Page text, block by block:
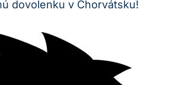
dovolenku v Chorvátsku!